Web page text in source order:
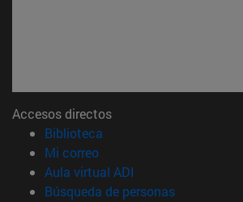
Accesos directos
Biblioteca
Mi correo(abre en nueva ventana)
Aula virtual ADI
Búsqueda de personas(abre en